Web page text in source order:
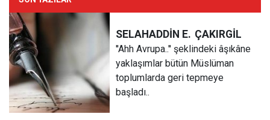
SELAHADDİN E. ÇAKIRGİL
''Ahh Avrupa..'' şeklindeki âşıkâne
yaklaşımlar bütün Müslüman
toplumlarda geri tepmeye
başladı..